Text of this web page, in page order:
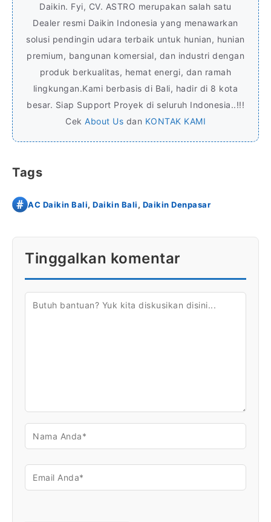
Daikin. Fyi, CV. ASTRO merupakan salah satu
Dealer resmi Daikin Indonesia yang menawarkan
solusi pendingin udara terbaik untuk hunian, hunian
premium, bangunan komersial, dan industri dengan
produk berkualitas, hemat energi, dan ramah
lingkungan.Kami berbasis di Bali, hadir di 8 kota
besar. Siap Support Proyek di seluruh Indonesia..!!!
Cek About Us dan KONTAK KAMI
Tags
AC Daikin Bali, Daikin Bali, Daikin Denpasar
Tinggalkan komentar